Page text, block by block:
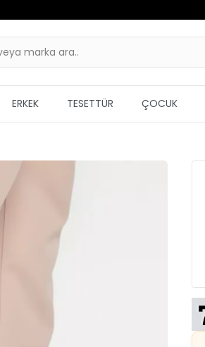
ERKEK TESETTÜR ÇOCUK